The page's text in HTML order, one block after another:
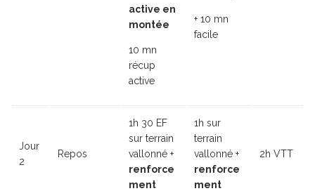
active en
montée
10 mn
récup
active
+ 10 mn
facile
Jour
2
Repos
1h 30 EF
sur terrain
vallonné +
renforce
ment
1h sur
terrain
vallonné +
renforce
ment
2h VTT